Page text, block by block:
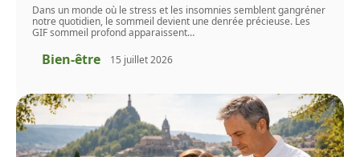
Dans un monde où le stress et les insomnies semblent gangréner
notre quotidien, le sommeil devient une denrée précieuse. Les
GIF sommeil profond apparaissent…
Bien-être 15 juillet 2026